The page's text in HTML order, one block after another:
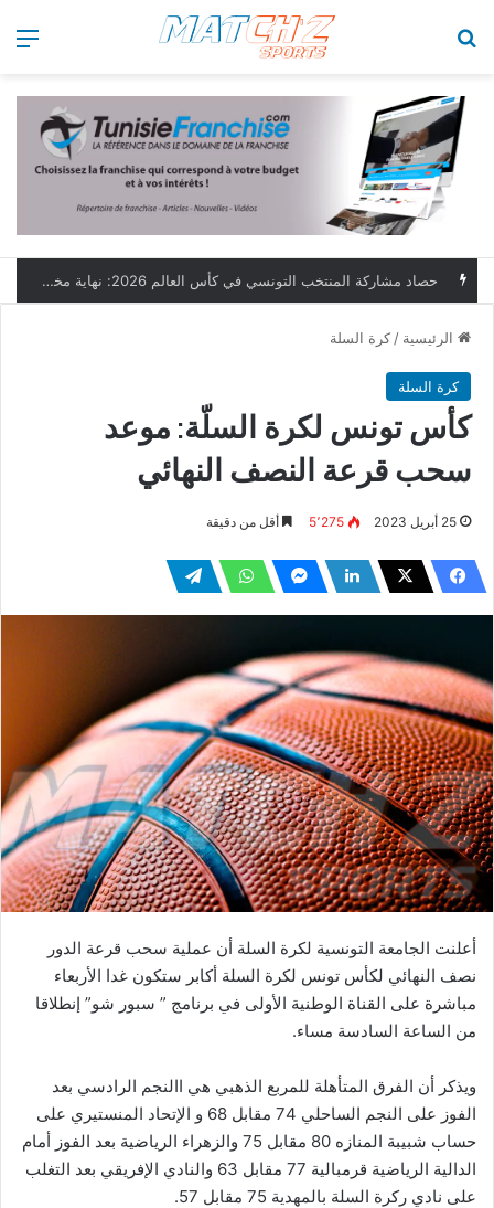
الرئيسية / كرة السلة
كرة السلة
كأس تونس لكرة السلّة: موعد
سحب قرعة النصف النهائي
25 أبريل 2023 5٬275 أقل من دقيقة
أعلنت الجامعة التونسية لكرة السلة أن عملية سحب قرعة الدور
نصف النهائي لكأس تونس لكرة السلة أكابر ستكون غدا الأربعاء
مباشرة على القناة الوطنية الأولى في برنامج ” سبور شو” إنطلاقا
من الساعة السادسة مساء.
ويذكر أن الفرق المتأهلة للمربع الذهبي هي االنجم الرادسي بعد
الفوز على النجم الساحلي 74 مقابل 68 و الإتحاد المنستيري على
حساب شبيبة المنازه 80 مقابل 75 والزهراء الرياضية بعد الفوز أمام
الدالية الرياضية قرمبالية 77 مقابل 63 والنادي الإفريقي بعد التغلب
على نادي ركرة السلة بالمهدية 75 مقابل 57.